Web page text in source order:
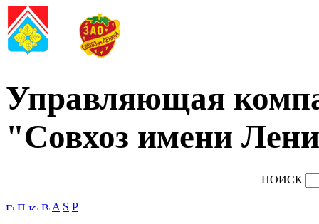
Управляющая
"Совхоз имени
ПОИСК
A S P